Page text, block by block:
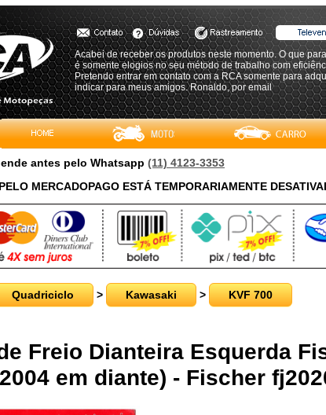
Acabei de receber os produtos neste momento. O que
é somente elogios no seu método de trabalho com
Pretendo entrar em contato com a RCA somente para
indicar para meus amigos. Ronaldo, por email
antes pelo Whatsapp (11) 4123-3353
MERCADOPAGO ESTÁ TEMPORARIAMENTE
Quadriciclo > Kawasaki > KVF 700
Freio Dianteira Esquerda
em diante) - Fischer